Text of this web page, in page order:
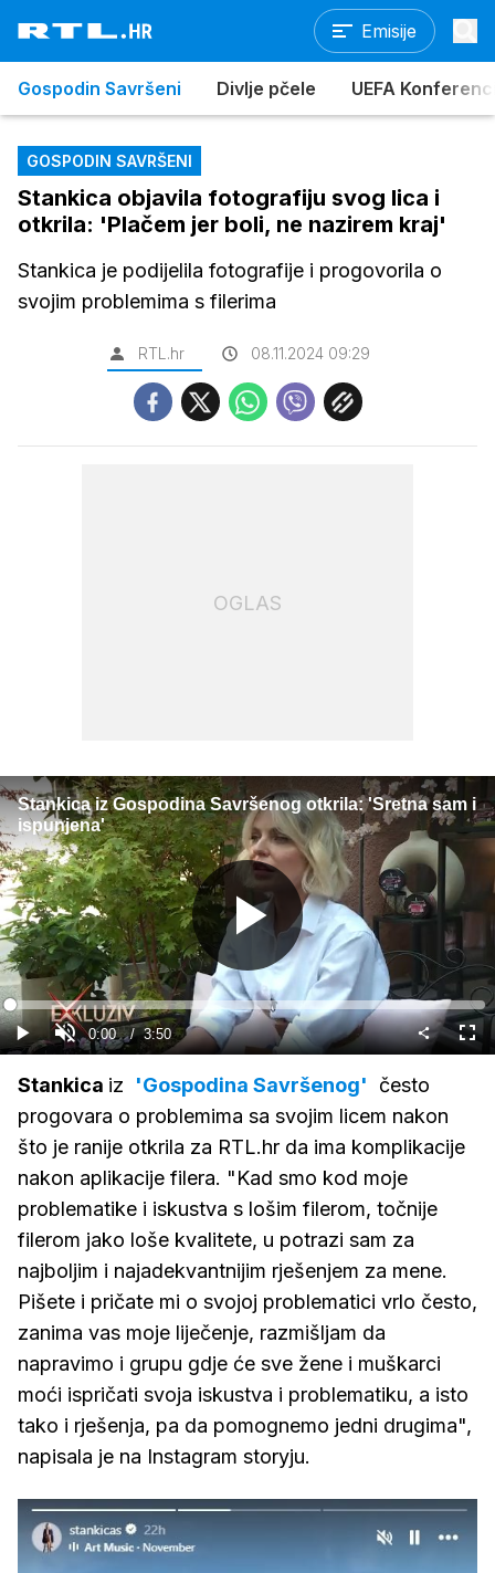
Emisije
Gospodin Savršeni Divlje pčele UEFA
GOSPODIN SAVRŠENI
Stankica objavila fotografiju svog lica i
otkrila: 'Plačem jer boli, ne nazirem kraj'
Stankica je podijelila fotografije i progovorila o
svojim problemima s filerima
RTL.hr 08.11.2024 09:29
OGLAS
Stankica iz Gospodina Savršenog otkrila: 'Sretna sam i
ispunjena'
Gledaj
GledajUpali
zvuk
Current
Time
0:00 / Duration
3:50
Loaded:
0%
Stankica iz 'Gospodina Savršenog' često
progovara o problemima sa svojim licem nakon
što je ranije otkrila za RTL.hr da ima komplikacije
nakon aplikacije filera. "Kad smo kod moje
problematike i iskustva s lošim filerom, točnije
filerom jako loše kvalitete, u potrazi sam za
najboljim i najadekvantnijim rješenjem za mene.
Pišete i pričate mi o svojoj problematici vrlo često,
zanima vas moje liječenje, razmišljam da
napravimo i grupu gdje će sve žene i muškarci
moći ispričati svoja iskustva i problematiku, a isto
tako i rješenja, pa da pomognemo jedni drugima",
napisala je na Instagram storyju.